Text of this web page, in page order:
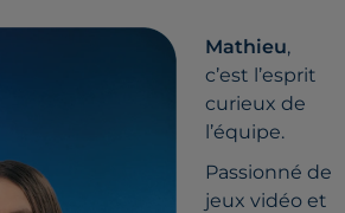
Mathieu,
c’est l’esprit
curieux de
l’équipe.
Passionné de
jeux vidéo et